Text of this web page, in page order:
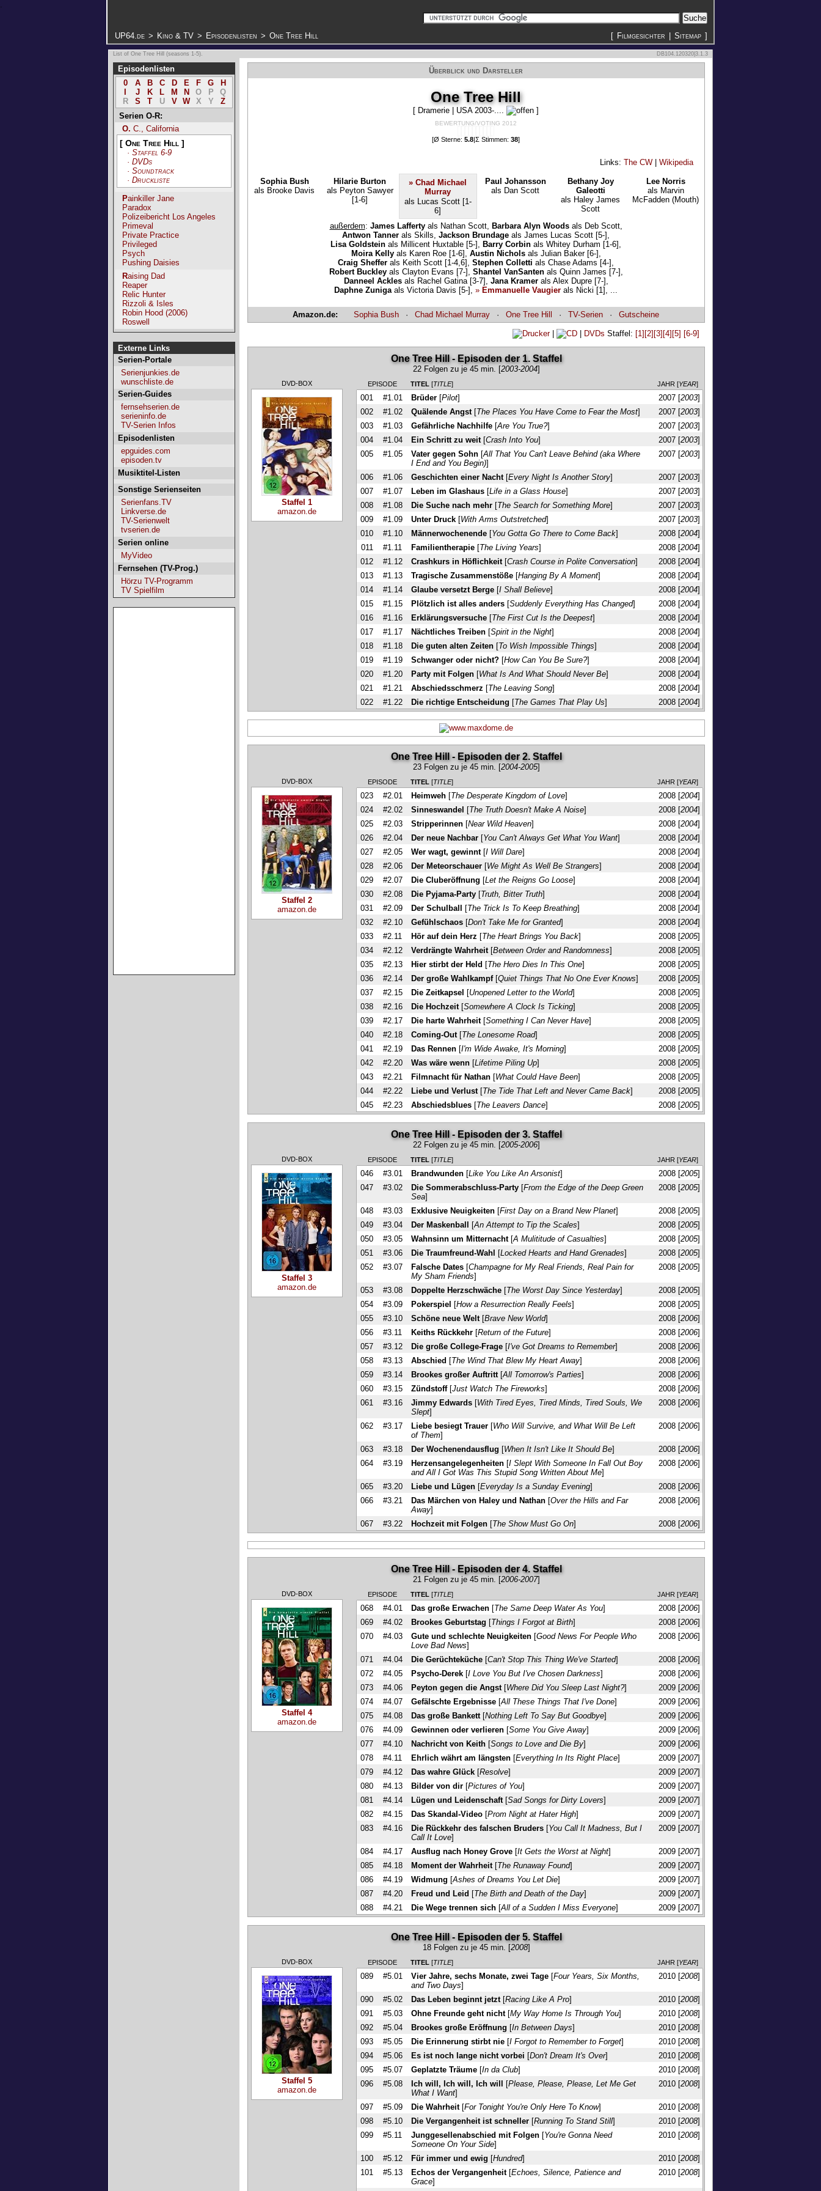
UP64.de > Kino & TV > Episodenlisten > One Tree Hill [ Filmgesichter Sitemap ]
.
List of One Tree Hill (seasons 1-5). DB104.120320|3.1.3
Episodenlisten
0
A B C D E F G
H
J K L M N O P
Q
R
S T U V W X Y
Z
Serien O-R:
O. C., California
[ One Tree Hill ]
· Staffel 6-9
· DVDs
· Soundtrack
· Druckliste
Painkiller Jane
Paradox
Polizeibericht Los Angeles
Primeval
Private Practice
Privileged
Psych
Pushing Daisies
Raising Dad
Reaper
Relic Hunter
Rizzoli & Isles
Robin Hood (2006)
Roswell
Externe Links
Serien-Portale
Serienjunkies.de
wunschliste.de
Serien-Guides
fernsehserien.de
serieninfo.de
TV-Serien Infos
Episodenlisten
epguides.com
episoden.tv
Musiktitel-Listen
Sonstige Serienseiten
Serienfans.TV
Linkverse.de
TV-Serienwelt
tvserien.de
Serien online
MyVideo
Fernsehen (TV-Prog.)
Hörzu TV-Programm
TV Spielfilm
Überblick und Darsteller
One Tree Hill
[ Dramerie | USA 2003-.... ]
BEWERTUNG/VOTING 2012
[Ø Sterne: 5.8|Σ Stimmen: 38]
Links: The CW| Wikipedia
Sophia Bush
als Brooke Davis
Hilarie Burton
als Peyton Sawyer
[1-6]
» Chad Michael
Murray
als Lucas Scott [1-
6]
Paul Johansson
als Dan Scott
Bethany Joy
Galeotti
als Haley James
Scott
Lee Norris
als Marvin
McFadden (Mouth)
außerdem: James Laffertyals Nathan Scott, Barbara Alyn Woodsals Deb Scott,
Antwon Tanner als Skills, Jackson Brundage als James Lucas Scott [5-],
Lisa Goldstein als Millicent Huxtable [5-], Barry Corbin als Whitey Durham [1-6],
Moira Kellyals Karen Roe [1-6], Austin Nicholsals Julian Baker [6-],
Craig Sheffer als Keith Scott [1-4,6], Stephen Colletti als Chase Adams [4-],
Robert Buckleyals Clayton Evans [7-], Shantel VanSantenals Quinn James [7-],
Danneel Acklesals Rachel Gatina [3-7], Jana Kramerals Alex Dupre [7-],
Daphne Zunigaals Victoria Davis [5-], » Emmanuelle Vaugier als Nicki [1], ...
Amazon.de: Sophia Bush · Chad Michael Murray · One Tree Hill · TV-Serien · Gutscheine
| | DVDs Staffel: [1] [2] [3] [4] [5] [6-9]
One Tree Hill - Episoden der 1. Staffel
22 Folgen zu je 45 min. [2003-2004]
DVD-BOX
Staffel 1
amazon.de
EPISODE TITEL [TITLE] JAHR [YEAR]
001 #1.01 Brüder [Pilot] 2007 [2003]
002
#1.02 Quälende Angst[The Places You Have Come to Fear the Most] 2007 [2003]
003
#1.03 Gefährliche Nachhilfe [Are You True?] 2007 [2003]
004
#1.04 Ein Schritt zu weit[Crash Into You] 2007 [2003]
005
#1.05 Vater gegen Sohn [All That You Can't Leave Behind (aka Where
I End and You Begin)]
2007 [2003]
006 #1.06 Geschichten einer Nacht[Every Night Is Another Story] 2007 [2003]
007
#1.07 Leben im Glashaus [Life in a Glass House] 2007 [2003]
008
#1.08 Die Suche nach mehr [The Search for Something More] 2007 [2003]
009
#1.09 Unter Druck [With Arms Outstretched] 2007 [2003]
010
#1.10 Männerwochenende [You Gotta Go There to Come Back] 2008 [2004]
011
#1.11 Familientherapie [The Living Years] 2008 [2004]
012
#1.12 Crashkurs in Höflichkeit[Crash Course in Polite Conversation] 2008 [2004]
013
#1.13 Tragische Zusammenstöße [Hanging By A Moment] 2008 [2004]
014
#1.14 Glaube versetzt Berge [I Shall Believe] 2008 [2004]
015
#1.15 Plötzlich ist alles anders [Suddenly Everything Has Changed] 2008 [2004]
016
#1.16 Erklärungsversuche [The First Cut Is the Deepest] 2008 [2004]
017
#1.17 Nächtliches Treiben [Spirit in the Night] 2008 [2004]
018
#1.18 Die guten alten Zeiten [To Wish Impossible Things] 2008 [2004]
019
#1.19 Schwanger oder nicht? [How Can You Be Sure?] 2008 [2004]
020
#1.20 Party mit Folgen [What Is And What Should Never Be] 2008 [2004]
021
#1.21 Abschiedsschmerz [The Leaving Song] 2008 [2004]
022
#1.22 Die richtige Entscheidung [The Games That Play Us] 2008 [2004]
One Tree Hill - Episoden der 2. Staffel
23 Folgen zu je 45 min. [2004-2005]
DVD-BOX
Staffel 2
amazon.de
EPISODE TITEL [TITLE] JAHR [YEAR]
023 #2.01 Heimweh [The Desperate Kingdom of Love] 2008 [2004]
024
#2.02 Sinneswandel [The Truth Doesn't Make A Noise] 2008 [2004]
025
#2.03 Stripperinnen [Near Wild Heaven] 2008 [2004]
026
#2.04 Der neue Nachbar [You Can't Always Get What You Want] 2008 [2004]
027
#2.05 Wer wagt, gewinnt[I Will Dare] 2008 [2004]
028
#2.06 Der Meteorschauer [We Might As Well Be Strangers] 2008 [2004]
029
#2.07 Die Cluberöffnung [Let the Reigns Go Loose] 2008 [2004]
030
#2.08 Die Pyjama-Party [Truth, Bitter Truth] 2008 [2004]
031
#2.09 Der Schulball [The Trick Is To Keep Breathing] 2008 [2004]
032
#2.10 Gefühlschaos [Don't Take Me for Granted] 2008 [2004]
033
#2.11 Hör auf dein Herz [The Heart Brings You Back] 2008 [2005]
034
#2.12 Verdrängte Wahrheit[Between Order and Randomness] 2008 [2005]
035
#2.13 Hier stirbt der Held [The Hero Dies In This One] 2008 [2005]
036
#2.14 Der große Wahlkampf[Quiet Things That No One Ever Knows] 2008 [2005]
037
#2.15 Die Zeitkapsel [Unopened Letter to the World] 2008 [2005]
038
#2.16 Die Hochzeit[Somewhere A Clock Is Ticking] 2008 [2005]
039
#2.17 Die harte Wahrheit[Something I Can Never Have] 2008 [2005]
040
#2.18 Coming-Out[The Lonesome Road] 2008 [2005]
041
#2.19 Das Rennen [I'm Wide Awake, It's Morning] 2008 [2005]
042
#2.20 Was wäre wenn [Lifetime Piling Up] 2008 [2005]
043
#2.21 Filmnacht für Nathan [What Could Have Been] 2008 [2005]
044
#2.22 Liebe und Verlust[The Tide That Left and Never Came Back] 2008 [2005]
045
#2.23 Abschiedsblues [The Leavers Dance] 2008 [2005]
One Tree Hill - Episoden der 3. Staffel
22 Folgen zu je 45 min. [2005-2006]
DVD-BOX
Staffel 3
amazon.de
EPISODE TITEL [TITLE] JAHR [YEAR]
046 #3.01 Brandwunden [Like You Like An Arsonist] 2008 [2005]
047
#3.02 Die Sommerabschluss-Party [From the Edge of the Deep Green
Sea]
2008 [2005]
048 #3.03 Exklusive Neuigkeiten [First Day on a Brand New Planet] 2008 [2005]
049
#3.04 Der Maskenball [An Attempt to Tip the Scales] 2008 [2005]
050
#3.05 Wahnsinn um Mitternacht[A Mulititude of Casualties] 2008 [2005]
051
#3.06 Die Traumfreund-Wahl [Locked Hearts and Hand Grenades] 2008 [2005]
052
#3.07 Falsche Dates [Champagne for My Real Friends, Real Pain for
My Sham Friends]
2008 [2005]
053 #3.08 Doppelte Herzschwäche [The Worst Day Since Yesterday] 2008 [2005]
054
#3.09 Pokerspiel [How a Resurrection Really Feels] 2008 [2005]
055
#3.10 Schöne neue Welt[Brave New World] 2008 [2006]
056
#3.11 Keiths Rückkehr [Return of the Future] 2008 [2006]
057
#3.12 Die große College-Frage [I've Got Dreams to Remember] 2008 [2006]
058
#3.13 Abschied [The Wind That Blew My Heart Away] 2008 [2006]
059
#3.14 Brookes großer Auftritt[All Tomorrow's Parties] 2008 [2006]
060
#3.15 Zündstoff[Just Watch The Fireworks] 2008 [2006]
061
#3.16 Jimmy Edwards [With Tired Eyes, Tired Minds, Tired Souls, We
Slept]
2008 [2006]
062 #3.17 Liebe besiegt Trauer [Who Will Survive, and What Will Be Left
of Them]
2008 [2006]
063 #3.18 Der Wochenendausflug [When It Isn't Like It Should Be] 2008 [2006]
064
#3.19 Herzensangelegenheiten [I Slept With Someone In Fall Out Boy
and All I Got Was This Stupid Song Written About Me]
2008 [2006]
065 #3.20 Liebe und Lügen [Everyday Is a Sunday Evening] 2008 [2006]
066
#3.21 Das Märchen von Haley und Nathan [Over the Hills and Far
Away]
2008 [2006]
067 #3.22 Hochzeit mit Folgen [The Show Must Go On] 2008 [2006]
One Tree Hill - Episoden der 4. Staffel
21 Folgen zu je 45 min. [2006-2007]
DVD-BOX
Staffel 4
amazon.de
EPISODE TITEL [TITLE] JAHR [YEAR]
068 #4.01 Das große Erwachen [The Same Deep Water As You] 2008 [2006]
069
#4.02 Brookes Geburtstag [Things I Forgot at Birth] 2008 [2006]
070
#4.03 Gute und schlechte Neuigkeiten [Good News For People Who
Love Bad News]
2008 [2006]
071 #4.04 Die Gerüchteküche [Can't Stop This Thing We've Started] 2008 [2006]
072
#4.05 Psycho-Derek [I Love You But I've Chosen Darkness] 2008 [2006]
073
#4.06 Peyton gegen die Angst [Where Did You Sleep Last Night?] 2009 [2006]
074
#4.07 Gefälschte Ergebnisse [All These Things That I've Done] 2009 [2006]
075
#4.08 Das große Bankett [Nothing Left To Say But Goodbye] 2009 [2006]
076
#4.09 Gewinnen oder verlieren [Some You Give Away] 2009 [2006]
077
#4.10 Nachricht von Keith [Songs to Love and Die By] 2009 [2006]
078
#4.11 Ehrlich währt am längsten [Everything In Its Right Place] 2009 [2007]
079
#4.12 Das wahre Glück [Resolve] 2009 [2007]
080
#4.13 Bilder von dir [Pictures of You] 2009 [2007]
081
#4.14 Lügen und Leidenschaft [Sad Songs for Dirty Lovers] 2009 [2007]
082
#4.15 Das Skandal-Video [Prom Night at Hater High] 2009 [2007]
083
#4.16 Die Rückkehr des falschen Bruders [You Call It Madness, But I
Call It Love]
2009 [2007]
084 #4.17 Ausflug nach Honey Grove [It Gets the Worst at Night] 2009 [2007]
085
#4.18 Moment der Wahrheit [The Runaway Found] 2009 [2007]
086
#4.19 Widmung [Ashes of Dreams You Let Die] 2009 [2007]
087
#4.20 Freud und Leid [The Birth and Death of the Day] 2009 [2007]
088
#4.21 Die Wege trennen sich [All of a Sudden I Miss Everyone] 2009 [2007]
One Tree Hill - Episoden der 5. Staffel
18 Folgen zu je 45 min. [2008]
DVD-BOX
Staffel 5
amazon.de
EPISODE TITEL [TITLE] JAHR [YEAR]
089 #5.01 Vier Jahre, sechs Monate, zwei Tage [Four Years, Six Months,
and Two Days]
2010 [2008]
090 #5.02 Das Leben beginnt jetzt [Racing Like A Pro] 2010 [2008]
091
#5.03 Ohne Freunde geht nicht[My Way Home Is Through You] 2010 [2008]
092
#5.04 Brookes große Eröffnung [In Between Days] 2010 [2008]
093
#5.05 Die Erinnerung stirbt nie [I Forgot to Remember to Forget] 2010 [2008]
094
#5.06 Es ist noch lange nicht vorbei [Don't Dream It's Over] 2010 [2008]
095
#5.07 Geplatzte Träume [In da Club] 2010 [2008]
096
#5.08 Ich will, Ich will, Ich will [Please, Please, Please, Let Me Get
What I Want]
2010 [2008]
097 #5.09 Die Wahrheit[For Tonight You're Only Here To Know] 2010 [2008]
098
#5.10 Die Vergangenheit ist schneller [Running To Stand Still] 2010 [2008]
099
#5.11 Junggesellenabschied mit Folgen [You're Gonna Need
Someone On Your Side]
2010 [2008]
100 #5.12 Für immer und ewig [Hundred] 2010 [2008]
101
#5.13 Echos der Vergangenheit[Echoes, Silence, Patience and
Grace]
2010 [2008]